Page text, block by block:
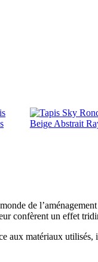
de
confèrent un effet
aux matériaux utilisés,